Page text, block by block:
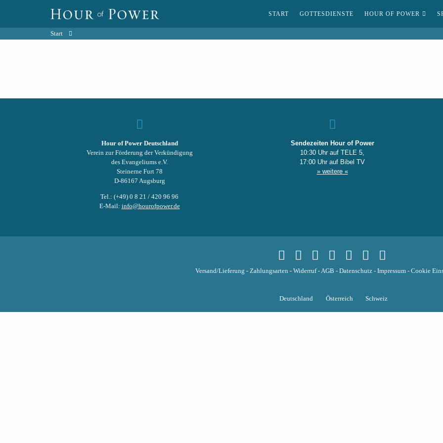
START GOTTESDIENSTE HOUR OF POWER
Start
Hour of Power Deutschland
Verein zur Förderung der Verkündigung
des Evangeliums e.V.
Steinerne Furt 78
D-86167 Augsburg
Tel.: (+49) 0 8 21 / 420 96 96
E-Mail: info@hourofpower.de
Sendezeiten Hour of Power
10:30 Uhr auf TELE 5,
17:00 Uhr auf Bibel TV
» weitere «
Versand/Lieferung - Zahlungsarten - Widerruf-AGB - Datenschutz- Impressum- Cookie
Deutschland Österreich Schweiz